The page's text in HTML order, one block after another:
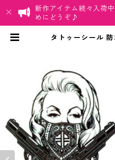
新作アイテム続々入荷
めにどうぞ♪
タトゥーシール
「にふぇー